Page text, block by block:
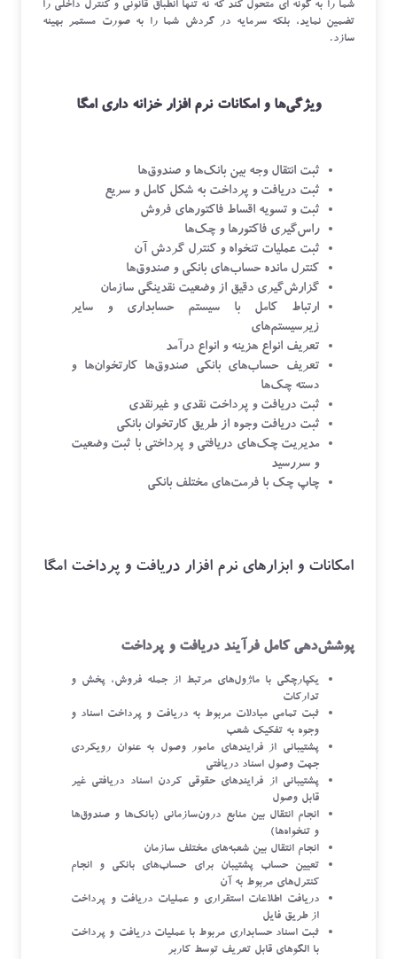
شما را به گونه ای متحول کند که نه تنها انطباق قانونی و کنترل داخلی را
تضمین نماید، بلکه سرمایه در گردش شما را به صورت مستمر بهینه
سازد.
ویژگی‌ها و امکانات نرم افزار خزانه داری امگا
ثبت انتقال وجه بین بانک‌ها و صندوق‌ها
ثبت دریافت و پرداخت به شکل کامل و سریع
ثبت و تسویه اقساط فاکتورهای فروش
راس‌گیری فاکتورها و چک‌ها
ثبت عملیات تنخواه و کنترل گردش آن
کنترل مانده حساب‌های بانکی و صندوق‌ها
گزارش‌گیری دقیق از وضعیت نقدینگی سازمان
ارتباط کامل با سیستم حسابداری و سایر
زیرسیستم‌های
تعریف انواع هزینه و انواع درآمد
تعریف حساب‌های بانکی صندوق‌ها کارتخوان‌ها و
دسته چک‌ها
ثبت دریافت و پرداخت نقدی و غیرنقدی
ثبت دریافت وجوه از طریق کارتخوان بانکی
مدیریت چک‌های دریافتی و پرداختی با ثبت وضعیت
و سررسید
چاپ چک با فرمت‌های مختلف بانکی
امکانات و ابزارهای نرم افزار دریافت و پرداخت امگا
پوشش‌دهی کامل فرآیند دریافت و پرداخت
یکپارچگی با ماژول‌های مرتبط از جمله فروش، پخش و
تدارکات
ثبت تمامی مبادلات مربوط به دریافت و پرداخت اسناد و
وجوه به تفکیک شعب
پشتیبانی از فرایندهای مامور وصول به عنوان رویکردی
جهت وصول اسناد دریافتی
پشتیبانی از فرایندهای حقوقی کردن اسناد دریافتی غیر
قابل وصول
انجام انتقال بین منابع درون‌سازمانی (بانک‌ها و صندوق‌ها
و تنخواه‌ها)
انجام انتقال بین شعبه‌های مختلف سازمان
تعیین حساب پشتیبان برای حساب‌های بانکی و انجام
کنترل‌های مربوط به آن
دریافت اطلاعات استقراری و عملیات دریافت‌ و‌ پرداخت
از طریق فایل
ثبت اسناد حسابداری مربوط با عملیات دریافت و پرداخت
با الگوهای قابل تعریف توسط کاربر